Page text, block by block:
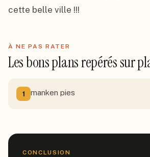
cette belle ville !!!
À NE PAS RATER
Les bons plans repérés sur
1 manken pies
CONCLUSION